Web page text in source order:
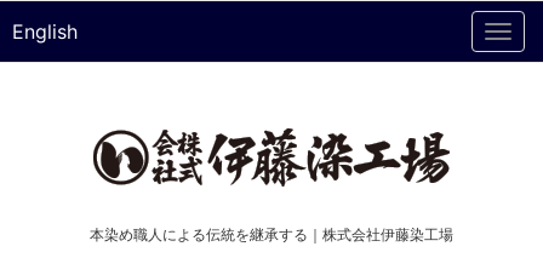
English
本染め職人による伝統を継承する｜株式会社伊藤染工場